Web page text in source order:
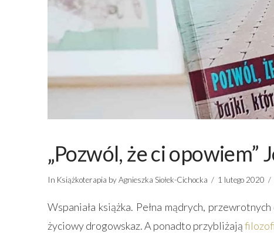
„Pozwól, że ci opowiem”
In Książkoterapia by Agnieszka Siołek-Cichocka 1 lutego 2020
Wspaniała książka. Pełna mądrych,
życiowy drogowskaz. A ponadto przybliżają